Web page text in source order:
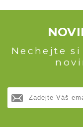
Nechejte